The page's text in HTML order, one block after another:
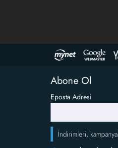
Abone Ol
Eposta Adresi
İndirimleri,